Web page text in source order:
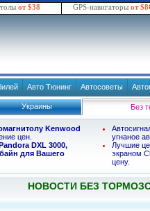
от $38 GPS-навигаторы от
Авто Тюнинг Автосоветы
Украины Без
Kenwood
цен.
DXL 3000,
для Вашего
угнаное
Лучшие
экраном
цену.
НОВОСТИ БЕЗ